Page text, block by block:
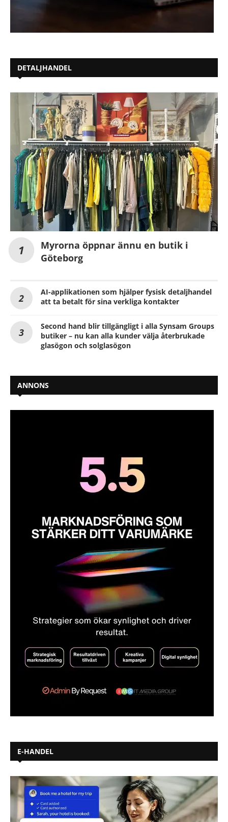
DETALJHANDEL
Myrorna öppnar ännu en butik i
Göteborg
AI-applikationen som hjälper fysisk detaljhandel
att ta betalt för sina verkliga kontakter
Second hand blir tillgängligt i alla Synsam Groups
butiker – nu kan alla kunder välja återbrukade
glasögon och solglasögon
ANNONS
E-HANDEL